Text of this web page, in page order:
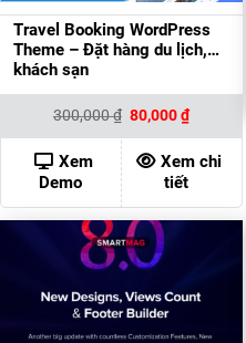
Travel Booking WordPress
Theme – Đặt hàng du lịch,
khách sạn
300,000₫ Giá
gốc
là:
300,000 ₫.
80,000₫Giá
hiện
tại
là:
80,000 ₫.
Xem
Demo
Xem chi
tiết